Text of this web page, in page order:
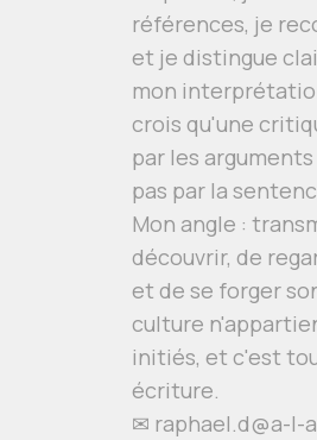
références, je
et je distingue
mon
crois qu'une
par les
pas par la
Mon angle :
découvrir, de
et de se forger
culture
initiés, et c'est
écriture.
✉ raphael.d@a-l-